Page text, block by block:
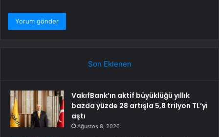
Son Eklenen
VakıfBank’ın aktif büyüklüğü yıllık
bazda yüzde 28 artışla 5,8 trilyon TL’yi
aştı
Ağustos 8, 2026